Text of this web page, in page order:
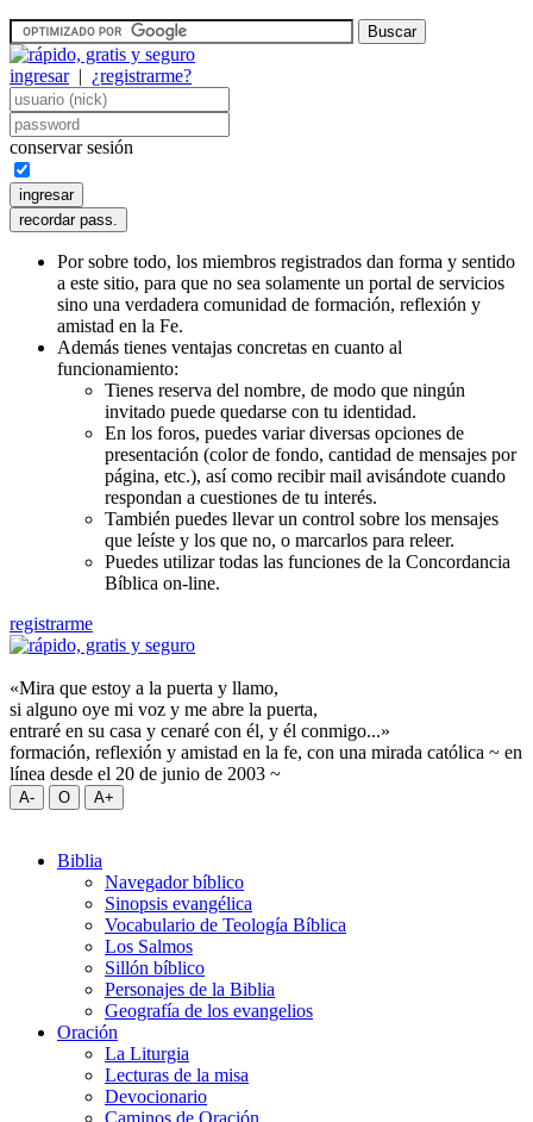
ingresar| ¿registrarme?
conservar sesión
Por sobre todo, los miembros registrados dan forma y sentido
a este sitio, para que no sea solamente un portal de servicios
sino una verdadera comunidad de formación, reflexión y
amistad en la Fe.
Además tienes ventajas concretas en cuanto al
funcionamiento:
Tienes reserva del nombre, de modo que ningún
invitado puede quedarse con tu identidad.
En los foros, puedes variar diversas opciones de
presentación (color de fondo, cantidad de mensajes por
página, etc.), así como recibir mail avisándote cuando
respondan a cuestiones de tu interés.
También puedes llevar un control sobre los mensajes
que leíste y los que no, o marcarlos para releer.
Puedes utilizar todas las funciones de la Concordancia
Bíblica on-line.
registrarme
«Mira que estoy a la puerta y llamo,
si alguno oye mi voz y me abre la puerta,
entraré en su casa y cenaré con él, y él conmigo...»
formación, reflexión y amistad en la fe, con una mirada católica ~ en
línea desde el 20 de junio de 2003 ~
Biblia
Navegador bíblico
Sinopsis evangélica
Vocabulario de Teología Bíblica
Los Salmos
Sillón bíblico
Personajes de la Biblia
Geografía de los evangelios
Oración
La Liturgia
Lecturas de la misa
Devocionario
Caminos de Oración